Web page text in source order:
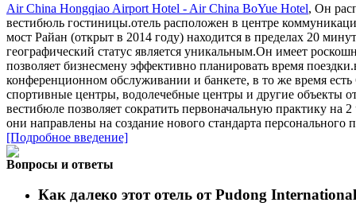
Air China Hongqiao Airport Hotel - Air China BoYue Hotel, Он
вестибюль гостиницы.отель расположен в центре
мост Райан (открыт в 2014 году) находится в пределах 20
географический статус является уникальным.Он имеет
позволяет бизнесмену эффективно планировать время
конференционном обслуживании и банкете, в то же время
спортивные центры, водолечебные центры и другие объекты
вестибюле позволяет сократить первоначальную практику
они направлены на создание нового стандарта персонального
[Подробное введение]
Вопросы и ответы
Как далеко этот отель от Pudong